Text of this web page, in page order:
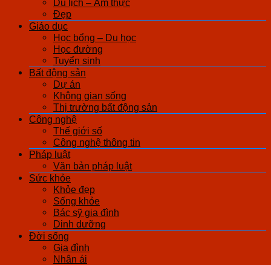
Du lịch – Ẩm thực
Đẹp
Giáo dục
Học bổng – Du học
Học đường
Tuyển sinh
Bất động sản
Dự án
Không gian sống
Thị trường bất động sản
Công nghệ
Thế giới số
Công nghệ thông tin
Pháp luật
Văn bản pháp luật
Sức khỏe
Khỏe đẹp
Sống khỏe
Bác sỹ gia đình
Dinh dưỡng
Đời sống
Gia đình
Nhân ái